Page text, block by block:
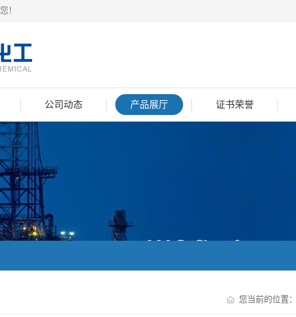
！
公司动态 产品展厅 证书荣誉
您当前的位置：